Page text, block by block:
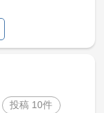
投稿 10件